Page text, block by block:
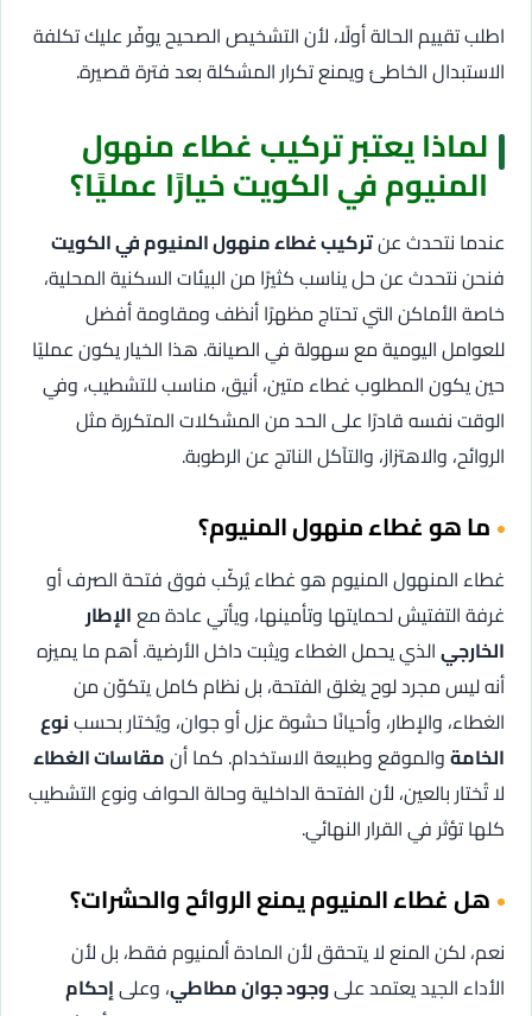
اطلب تقييم الحالة أولًا، لأن التشخيص الصحيح يوفّر عليك تكلفة
الاستبدال الخاطئ ويمنع تكرار المشكلة بعد فترة قصيرة.
لماذا يعتبر تركيب غطاء منهول
المنيوم في الكويت خيارًا عمليًا؟
عندما نتحدث عنتركيب غطاء منهول المنيوم في الكويت
فنحن نتحدث عن حل يناسب كثيرًا من البيئات السكنية المحلية،
خاصة الأماكن التي تحتاج مظهرًا أنظف ومقاومة أفضل
للعوامل اليومية مع سهولة في الصيانة. هذا الخيار يكون عمليًا
حين يكون المطلوب غطاء متين، أنيق، مناسب للتشطيب، وفي
الوقت نفسه قادرًا على الحد من المشكلات المتكررة مثل
الروائح، والاهتزاز، والتآكل الناتج عن الرطوبة.
ما هو غطاء منهول المنيوم؟
غطاء المنهول المنيوم هو غطاء يُركّب فوق فتحة الصرف أو
غرفة التفتيش لحمايتها وتأمينها، ويأتي عادة معالإطار
الخارجيالذي يحمل الغطاء ويثبت داخل الأرضية. أهم ما يميزه
أنه ليس مجرد لوح يغلق الفتحة، بل نظام كامل يتكوّن من
الغطاء، والإطار، وأحيانًا حشوة عزل أو جوان، ويُختار بحسبنوع
الخامةوالموقع وطبيعة الاستخدام. كما أنمقاسات الغطاء
لا تُختار بالعين، لأن الفتحة الداخلية وحالة الحواف ونوع التشطيب
كلها تؤثر في القرار النهائي.
هل غطاء المنيوم يمنع الروائح والحشرات؟
نعم، لكن المنع لا يتحقق لأن المادة ألمنيوم فقط، بل لأن
الأداء الجيد يعتمد علىوجود جوان مطاطي، وعلىإحكام